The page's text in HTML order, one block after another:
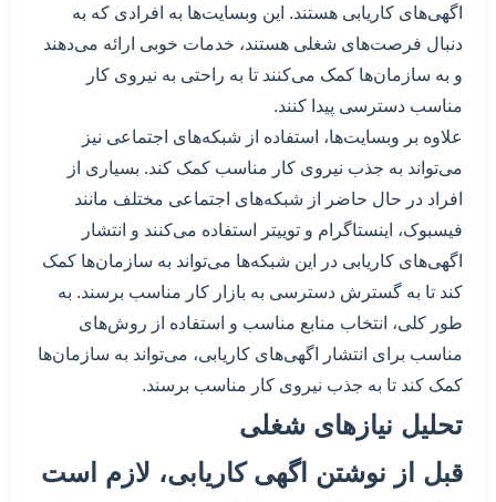
اگهی‌های کاریابی هستند. این وبسایت‌ها به افرادی که به
دنبال فرصت‌های شغلی هستند، خدمات خوبی ارائه می‌دهند
و به سازمان‌ها کمک می‌کنند تا به راحتی به نیروی کار
مناسب دسترسی پیدا کنند.
علاوه بر وبسایت‌ها، استفاده از شبکه‌های اجتماعی نیز
می‌تواند به جذب نیروی کار مناسب کمک کند. بسیاری از
افراد در حال حاضر از شبکه‌های اجتماعی مختلف مانند
فیسبوک، اینستاگرام و توییتر استفاده می‌کنند و انتشار
اگهی‌های کاریابی در این شبکه‌ها می‌تواند به سازمان‌ها کمک
کند تا به گسترش دسترسی به بازار کار مناسب برسند. به
طور کلی، انتخاب منابع مناسب و استفاده از روش‌های
مناسب برای انتشار اگهی‌های کاریابی، می‌تواند به سازمان‌ها
کمک کند تا به جذب نیروی کار مناسب برسند.
تحلیل نیازهای شغلی
قبل از نوشتن اگهی کاریابی، لازم است